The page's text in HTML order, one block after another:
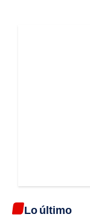
Lo último